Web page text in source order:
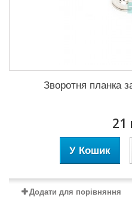
Зворотня планка
21
У Кошик
Додати для порівняння